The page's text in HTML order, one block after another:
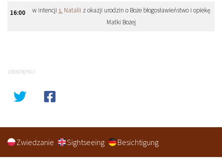
16:00 w intencji s. Natalii z okazji urodzin o Boże błogosławieństwo i opiekę
Matki Bożej
UDOSTĘPNIJ
Zwiedzanie Sightseeing Besichtigung